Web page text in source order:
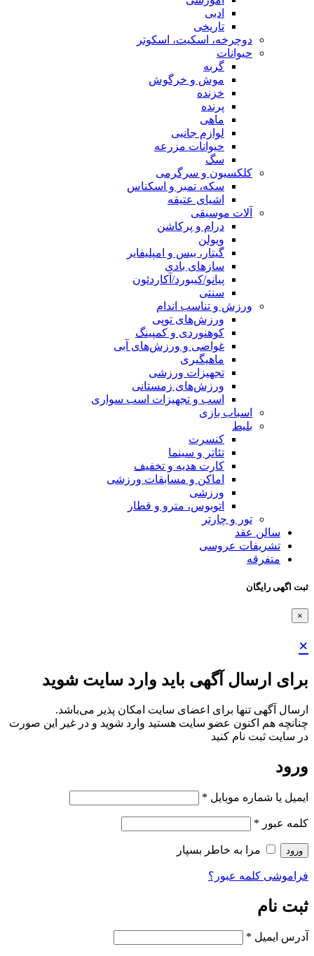
ادبی
تاریخی
دوچرخه، اسکیت، اسکوتر
حیوانات
گربه
موش و خرگوش
خزنده
پرنده
ماهی
لوازم جانبی
حیوانات مزرعه
سگ
کلکسیون و سرگرمی
سکه، تمبر و اسکناس
اشیای عتیقه
آلات موسیقی
درام و پرکاشن
ویولن
گیتار، بیس و امپلیفایر
سازهای بادی
پیانو/کیبورد/آکاردئون
سنتی
ورزش و تناسب اندام
ورزش‌های توپی
کوهنوردی و کمپینگ
غواصی و ورزش‌های آبی
ماهیگیری
تجهیزات ورزشی
ورزش‌های زمستانی
اسب و تجهیزات اسب سواری
اسباب‌ بازی
بلیط
کنسرت
تئاتر و سینما
کارت هدیه و تخفیف
اماکن و مسابقات ورزشی
ورزشی
اتوبوس، مترو و قطار
تور و چارتر
سالن عقد
تشریفات عروسی
متفرقه
ثبت اگهی رایگان
×
×
برای ارسال آگهی باید وارد سایت شوید
ارسال آگهی تنها برای اعضای سایت امکان پذیر می‌باشد.
چنانچه هم‌ اکنون عضو سایت هستید وارد شوید و در غیر این صورت
در سایت ثبت نام کنید
ورود
ایمیل یا شماره موبایل *
کلمه عبور *
ورود مرا به خاطر بسپار
فراموشی کلمه عبور؟
ثبت نام
آدرس ایمیل *